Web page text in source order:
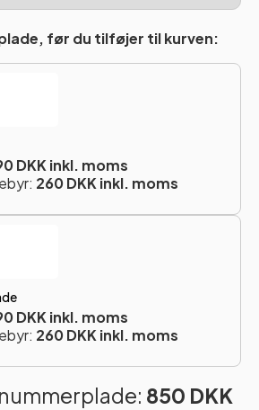
før du tilføjer til kurven:
DKK inkl. moms
260 DKK inkl. moms
DKK inkl. moms
260 DKK inkl. moms
850 DKK